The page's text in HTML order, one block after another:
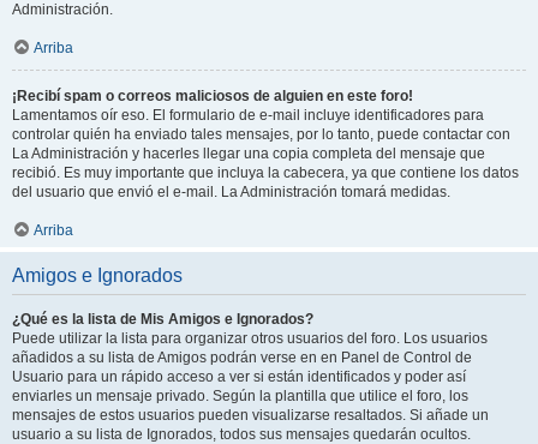
Administración.
Arriba
¡Recibí spam o correos maliciosos de alguien en este foro!
Lamentamos oír eso. El formulario de e-mail incluye identificadores para
controlar quién ha enviado tales mensajes, por lo tanto, puede contactar con
La Administración y hacerles llegar una copia completa del mensaje que
recibió. Es muy importante que incluya la cabecera, ya que contiene los datos
del usuario que envió el e-mail. La Administración tomará medidas.
Arriba
Amigos e Ignorados
¿Qué es la lista de Mis Amigos e Ignorados?
Puede utilizar la lista para organizar otros usuarios del foro. Los usuarios
añadidos a su lista de Amigos podrán verse en en Panel de Control de
Usuario para un rápido acceso a ver si están identificados y poder así
enviarles un mensaje privado. Según la plantilla que utilice el foro, los
mensajes de estos usuarios pueden visualizarse resaltados. Si añade un
usuario a su lista de Ignorados, todos sus mensajes quedarán ocultos.